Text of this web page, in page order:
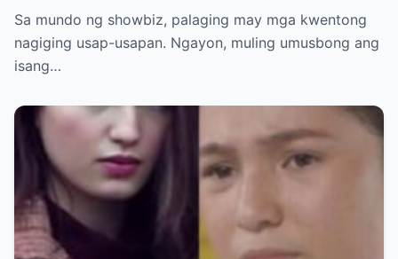
KATHNIEL! Matagal na Itinatagong
Katotohanan, Inilabas na sa Publiko — Fans
NAGULANTANG sa Rebelasyong Yumanig
Sa mundo ng showbiz, palaging may mga kwentong
nagiging usap-usapan. Ngayon, muling umusbong ang
isang…